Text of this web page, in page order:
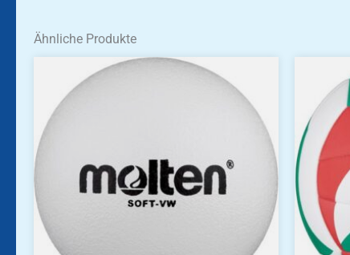
Ähnliche Produkte